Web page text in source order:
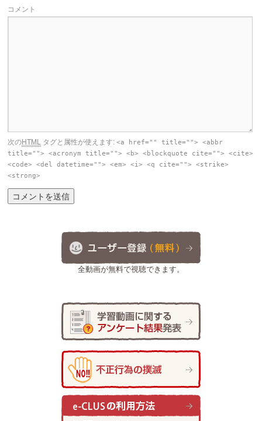
コメント
次のHTML タグと属性が使えます:<a href="" title=""> <abbr
title=""> <acronym title=""> <b> <blockquote cite=""> <cite>
<code> <del datetime=""> <em> <i> <q cite=""> <strike>
<strong>
全動画が無料で視聴できます。